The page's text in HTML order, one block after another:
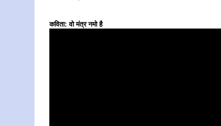
कविता: वो मंत्र नमो है